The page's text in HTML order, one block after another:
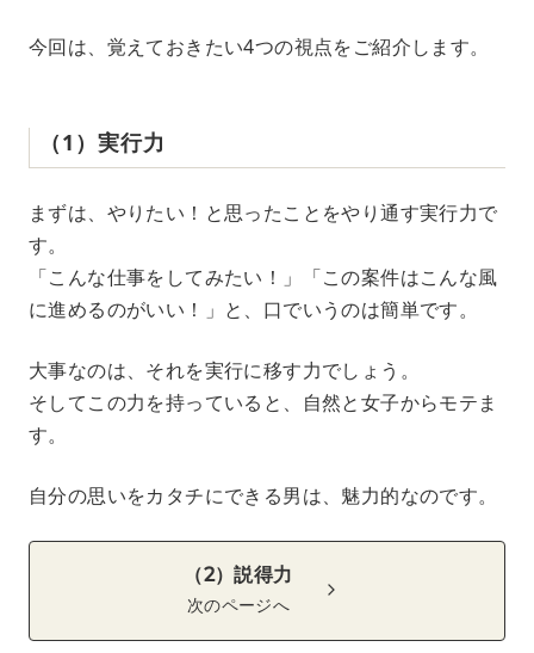
今回は、覚えておきたい4つの視点をご紹介します。
（1）実行力
まずは、やりたい！と思ったことをやり通す実行力で
す。
「こんな仕事をしてみたい！」「この案件はこんな風
に進めるのがいい！」と、口でいうのは簡単です。
大事なのは、それを実行に移す力でしょう。
そしてこの力を持っていると、自然と女子からモテま
す。
自分の思いをカタチにできる男は、魅力的なのです。
（2）説得力
次のページへ